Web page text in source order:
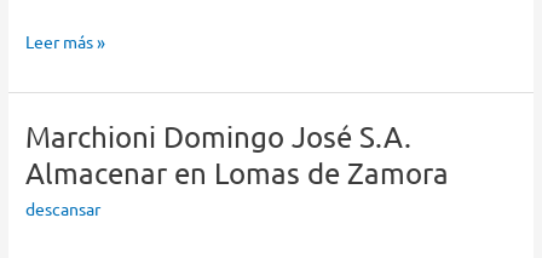
Muebles
Juana
Almacenar
en
Lomas
Leer más »
Marchioni Domingo José S.A.
Almacenar en Lomas de Zamora
descansar